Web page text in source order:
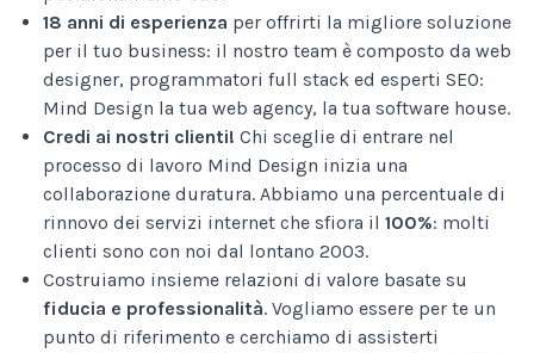
18 anni di esperienza per offrirti la migliore soluzione
per il tuo business: il nostro team è composto da web
designer, programmatori full stack ed esperti SEO:
Mind Design la tua web agency, la tua software house.
Credi ai nostri clienti! Chi sceglie di entrare nel
processo di lavoro Mind Design inizia una
collaborazione duratura. Abbiamo una percentuale di
rinnovo dei servizi internet che sfiora il 100%: molti
clienti sono con noi dal lontano 2003.
Costruiamo insieme relazioni di valore basate su
fiducia e professionalità. Vogliamo essere per te un
punto di riferimento e cerchiamo di assisterti